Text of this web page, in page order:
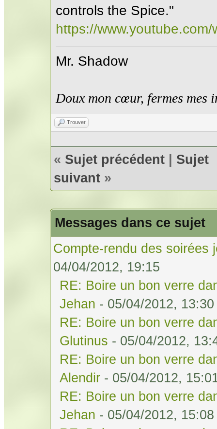
controls the Spice."
https://
Mr. Shadow
Doux mon cœur, fermes mes
Trouver
« Sujet précédent | Sujet
suivant »
Messages dans ce sujet
Compte-rendu des soirées
04/04/2012, 19:15
RE: Boire un bon verre
Jehan - 05/04/2012, 13:30
RE: Boire un bon verre
Glutinus - 05/04/2012,
RE: Boire un bon verre
Alendir - 05/04/2012,
RE: Boire un bon verre
Jehan - 05/04/2012, 15:08